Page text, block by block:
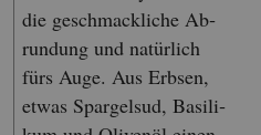
die ge­schmack­li­che Ab­
run­dung und na­tür­lich
fürs Auge. Aus Erb­sen,
etwas Spar­gel­sud, Ba­si­li­